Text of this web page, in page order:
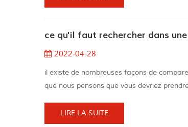
ce qu'il faut rechercher dans
2022-04-28
il existe de nombreuses façons de
que nous pensons que vous devriez
ont une cap...
LIRE LA SUITE